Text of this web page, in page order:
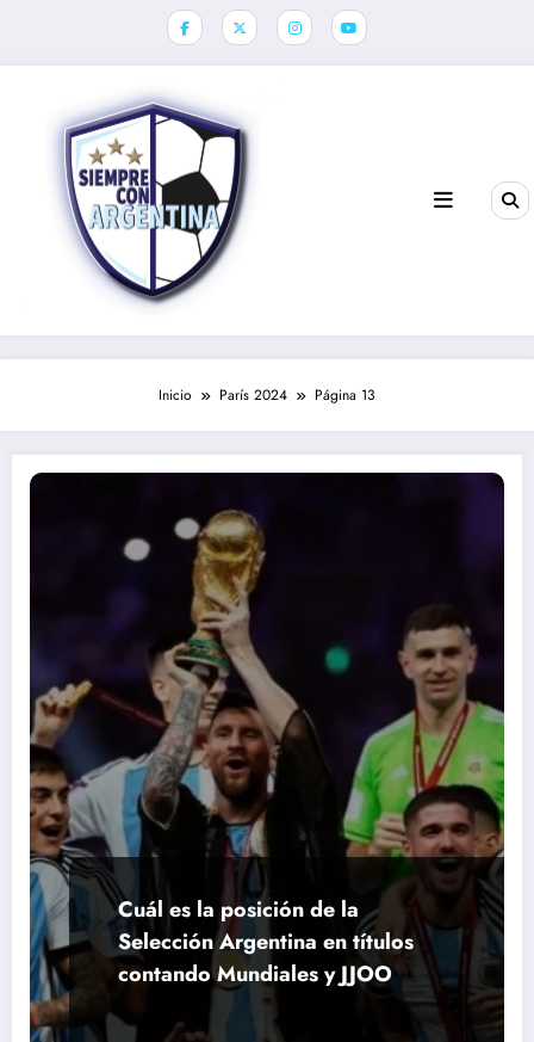
Inicio París 2024 Página 13
Cuál es la posición de la
Selección Argentina en títulos
contando Mundiales y JJOO